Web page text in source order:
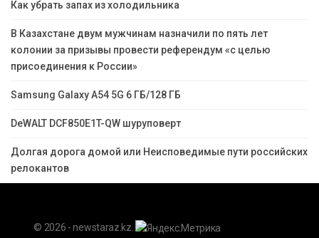
Как убрать запах из холодильника
В Казахстане двум мужчинам назначили по пять лет
колонии за призывы провести референдум «с целью
присоединения к России»
Samsung Galaxy A54 5G 6 ГБ/128 ГБ
DeWALT DCF850E1T-QW шуруповерт
Долгая дорога домой или Неисповедимые пути российских
релокантов
© 2026 - newstaraz.kz.